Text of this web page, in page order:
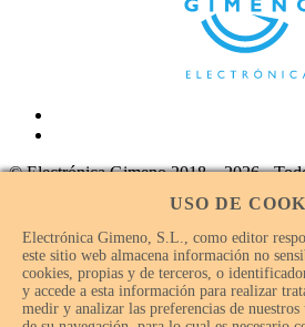
© Electrónica Gimeno 2018 – 2026 -
USO DE
Electrónica Gimeno, S.L., como editor
este sitio web almacena información no
cookies, propias y de terceros, o
y accede a esta información para realizar
medir y analizar las preferencias de